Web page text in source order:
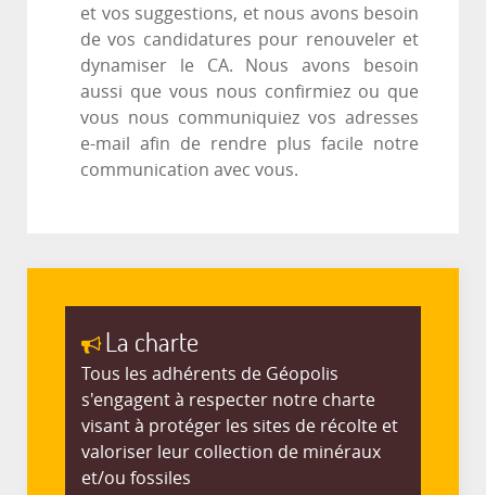
et vos suggestions, et nous avons besoin
de vos candidatures pour renouveler et
dynamiser le CA. Nous avons besoin
aussi que vous nous confirmiez ou que
vous nous communiquiez vos adresses
e-mail afin de rendre plus facile notre
communication avec vous.
La charte
Tous les adhérents de Géopolis
s'engagent à respecter notre charte
visant à protéger les sites de récolte et
valoriser leur collection de minéraux
et/ou fossiles